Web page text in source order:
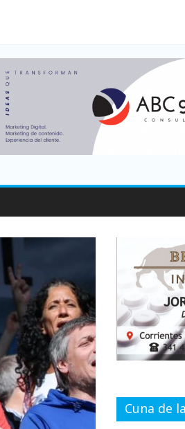
de personas viajaron por el
Cuna de